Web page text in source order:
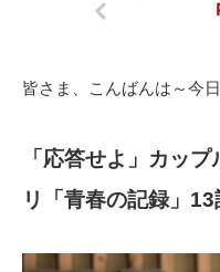
皆さま、こんばんは～今
「応答せよ」カッ
リ「青春の記録」13